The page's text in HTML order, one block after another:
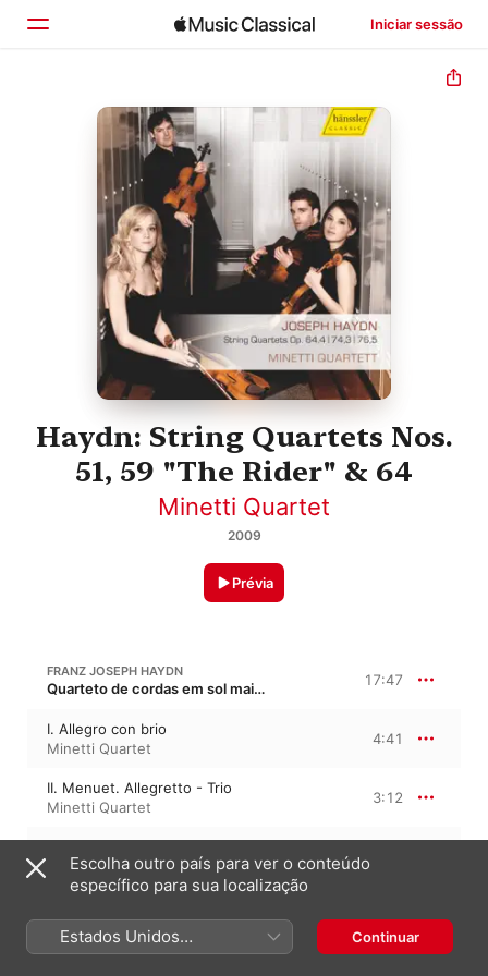
Iniciar sessão
Início
Explorar
Buscar
Haydn: String Quartets Nos.
51, 59 "The Rider" & 64
Minetti Quartet
2009
Prévia
FRANZ JOSEPH HAYDN
Quarteto de cordas em sol maior, Hob. III/66, Op. 64/4 · “Quartetos Tost 3” 17:47
I. Allegro con brio
Minetti Quartet
4:41
II. Menuet. Allegretto - Trio
Minetti Quartet
3:12
III. Adagio cantabile sostenuto
Minetti Quartet
Minetti Quartet
Escolha outro país para ver o conteúdo
específico para sua localização
Estados Unidos
(Português Brasil)
Continuar